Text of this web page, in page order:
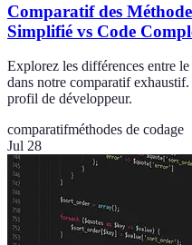
Comparatif des
Simplifié vs Code
Explorez les différences entre
dans notre comparatif
profil de développeur.
comparatifméthodes de codage
Jul 28